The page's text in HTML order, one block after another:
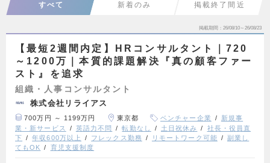
すべて 新着のみ 掲載終了間近
掲載期間 26/08/10～26/08/23
【最短2週間内定】HRコンサルタント｜720
～1200万｜本質的課題解決『真の顧客ファー
スト』を追求
組織・人事コンサルタント
株式会社リライアス
700万円 ～ 1199万円 東京都 ベンチャー企業
新規事
業・新サービス
英語力不問 転勤なし 土日祝休み
社長・役員直
下
年収600万以上 フレックス勤務 リモートワーク可能
副業し
てもOK
育児支援制度